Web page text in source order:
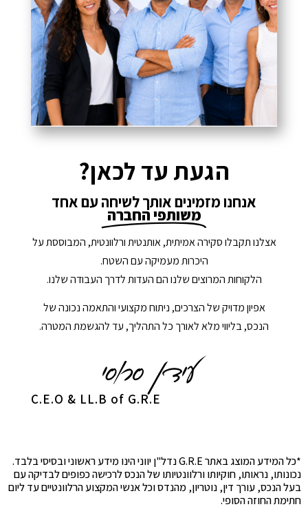
הגעת עד לכאן?
אנחנו מזמינים אותך לשיחה עם אחד
משותפי החברה
אצלנו תקבלו סקירה אמיתית, אותנטית ורלוונטית, המבוססת על
היכרות מעמיקה עם השטח.
הלקוחות המרוצים שלנו הם העדות לדרך העבודה שלנו.
אפיון מדויק של הצרכים, ניתוח מקצועי והתאמה נכונה של
הנכס, בליווי מלא לאורך כל התהליך, עד להגשמת המטרה.
C.E.O & LL.B of G.R.E
*כל המידע המוצג באתר G.R.E נדל"ן יווני הינו מידע ראשוני ובסיסי בלבד.
נכונותו, נראותו, חוקיותו ורלוונטיותו של הנכס לרכישה כפופים לבדיקה עם
בעל הנכס, עורך דין, נוטריון, מהנדס וכל אנשי המקצוע הרלוונטיים עד ליום
חתימת החוזה הסופי.